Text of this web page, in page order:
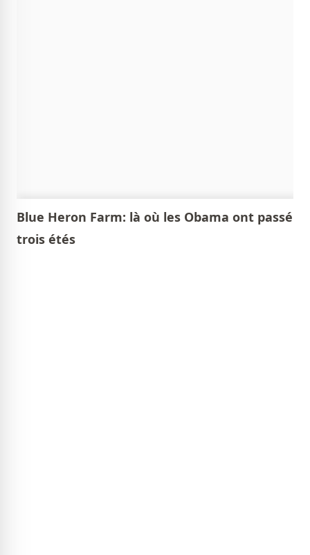
Blue Heron Farm: là où les Obama ont passé
trois étés